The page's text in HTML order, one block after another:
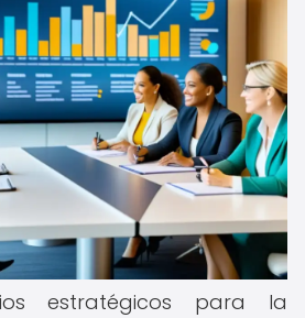
estratégicos para la